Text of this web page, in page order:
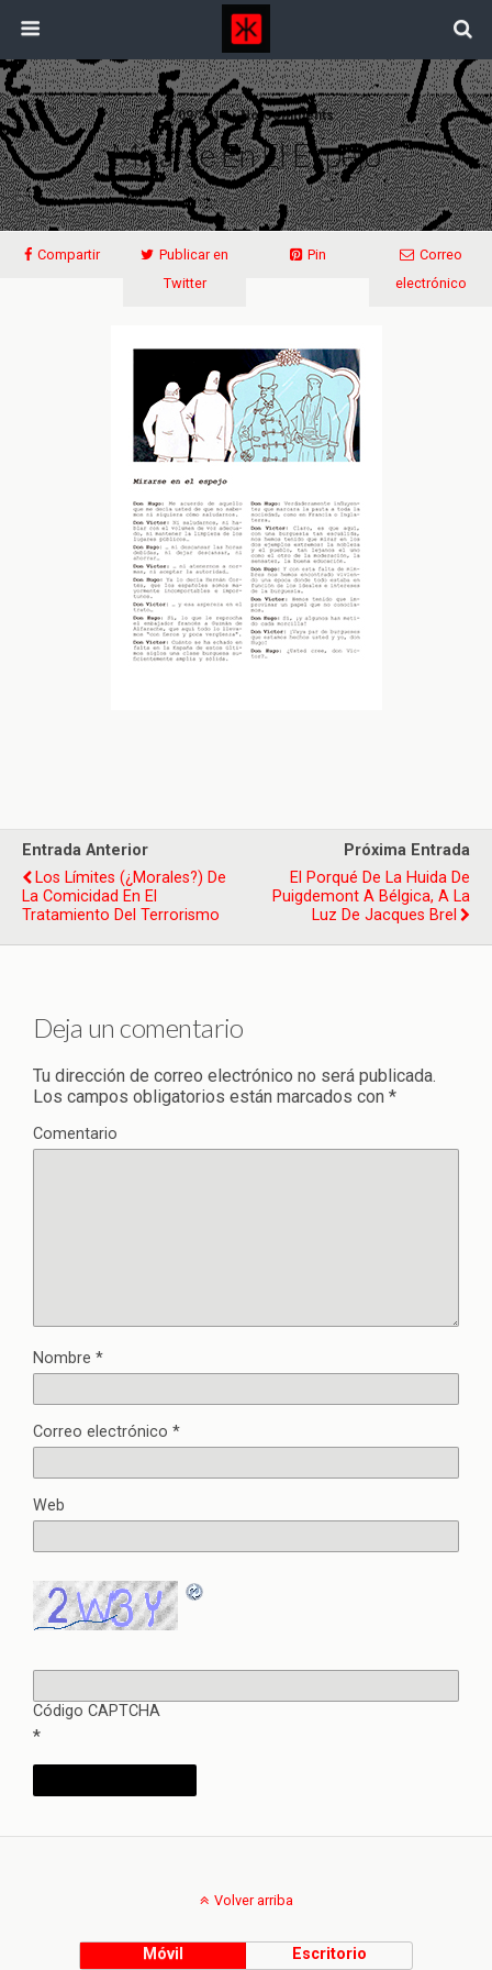
27/09/2017 • No Comments
Mirarse En El Espejo
Compartir
Publicar en
Twitter
Pin
Correo
electrónico
Entrada Anterior
Los Límites (¿morales?) De
La Comicidad En El
Tratamiento Del Terrorismo
Próxima Entrada
El Porqué De La Huida De
Puigdemont A Bélgica, A La
Luz De Jacques Brel
Deja un comentario
Tu dirección de correo electrónico no será publicada.
Los campos obligatorios están marcados con *
Comentario
Nombre *
Correo electrónico *
Web
Código CAPTCHA
*
Volver arriba
Móvil Escritorio